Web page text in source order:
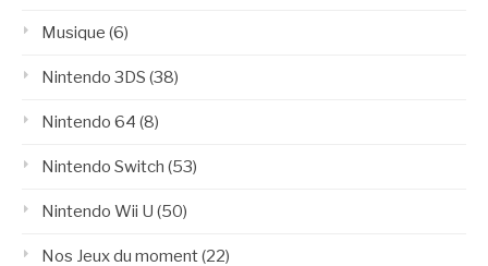
Musique (6)
Nintendo 3DS (38)
Nintendo 64 (8)
Nintendo Switch (53)
Nintendo Wii U (50)
Nos Jeux du moment(22)